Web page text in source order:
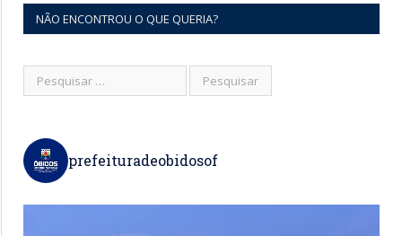
NÃO ENCONTROU O QUE QUERIA?
prefeituradeobidosof